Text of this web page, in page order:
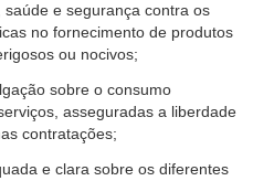
e segurança contra os
no fornecimento de produtos
ou nocivos;
sobre o consumo
asseguradas a liberdade
contratações;
e clara sobre os diferentes